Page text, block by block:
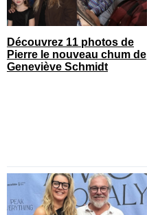
Découvrez 11 photos de
Pierre le nouveau chum de
Geneviève Schmidt